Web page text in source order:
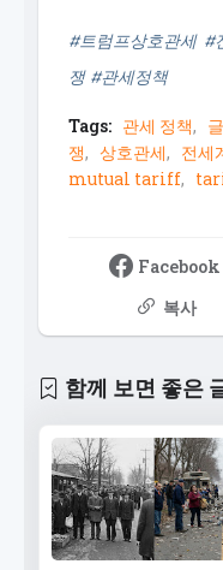
#트럼프상호관세 #
쟁 #관세정책
Tags: 관세 정책
쟁
상호관세 전세
mutual tariff
Facebook
복사
함께 보면 좋은